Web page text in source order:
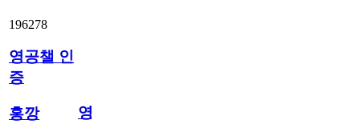
196278
영공챌 인
증
홍깡
영